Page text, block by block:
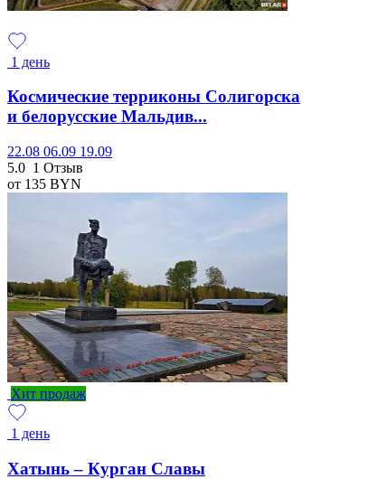
1 день
Космические терриконы Солигорска
и белорусские Мальдив...
22.08 06.09 19.09
5.0 1 Отзыв
от 135 BYN
Хит продаж
1 день
Хатынь – Курган Славы